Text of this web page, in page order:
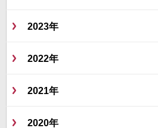
2023年
2022年
2021年
2020年